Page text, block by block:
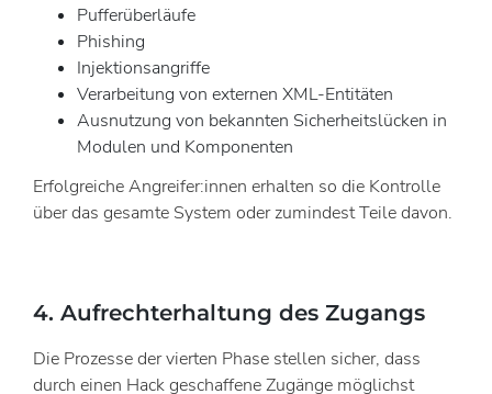
Pufferüberläufe
Phishing
Injektionsangriffe
Verarbeitung von externen XML-Entitäten
Ausnutzung von bekannten Sicherheitslücken in
Modulen und Komponenten
Erfolgreiche Angreifer:innen erhalten so die Kontrolle
über das gesamte System oder zumindest Teile davon.
4. Aufrechterhaltung des Zugangs
Die Prozesse der vierten Phase stellen sicher, dass
durch einen Hack geschaffene Zugänge möglichst